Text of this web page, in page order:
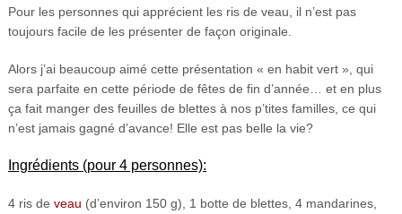
Pour les personnes qui apprécient les ris de veau, il n’est pas
toujours facile de les présenter de façon originale.
Alors j’ai beaucoup aimé cette présentation « en habit vert », qui
sera parfaite en cette période de fêtes de fin d’année… et en plus
ça fait manger des feuilles de blettes à nos p’tites familles, ce qui
n’est jamais gagné d’avance! Elle est pas belle la vie?
Ingrédients (pour 4 personnes):
4 ris de veau (d’environ 150 g), 1 botte de blettes, 4 mandarines,